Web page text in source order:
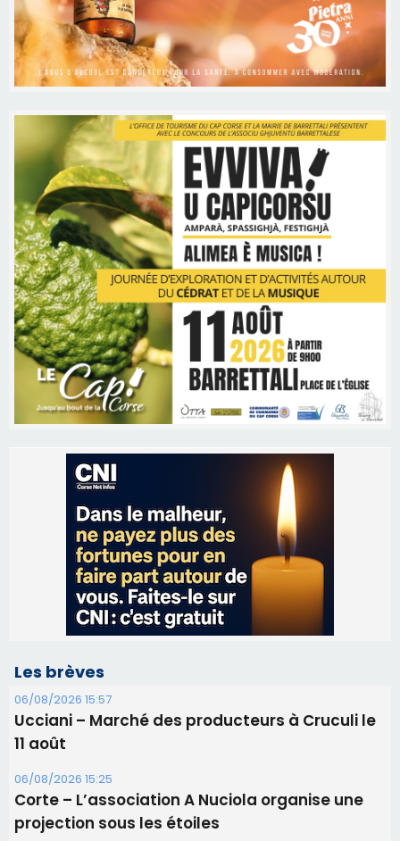
Les brèves
06/08/2026 15:57
Ucciani – Marché des producteurs à Cruculi le
06/08/2026 15:25
Corte – L’association A Nuciola organise une
06/08/2026 15:04
Alata - Soirée Tango Argentin au stade de San
Benedetto
05/08/2026 09:53
Biguglia : messe de la Sainte-Marie et
procession le 14 août